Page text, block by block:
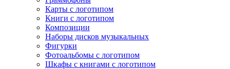
Карты с логотипом
Книги с логотипом
Композиции
Наборы дисков музыкальных
Фигурки
Фотоальбомы с логотипом
Шкафы с книгами с логотипом